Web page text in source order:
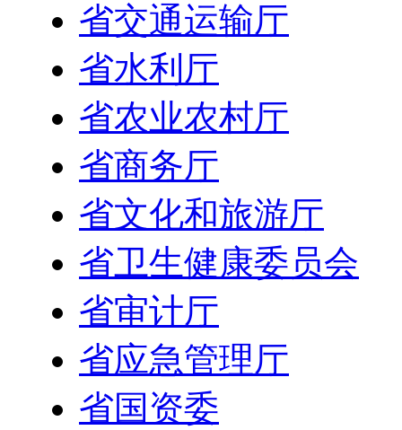
省交通运输厅
省水利厅
省农业农村厅
省商务厅
省文化和旅游厅
省卫生健康委员会
省审计厅
省应急管理厅
省国资委